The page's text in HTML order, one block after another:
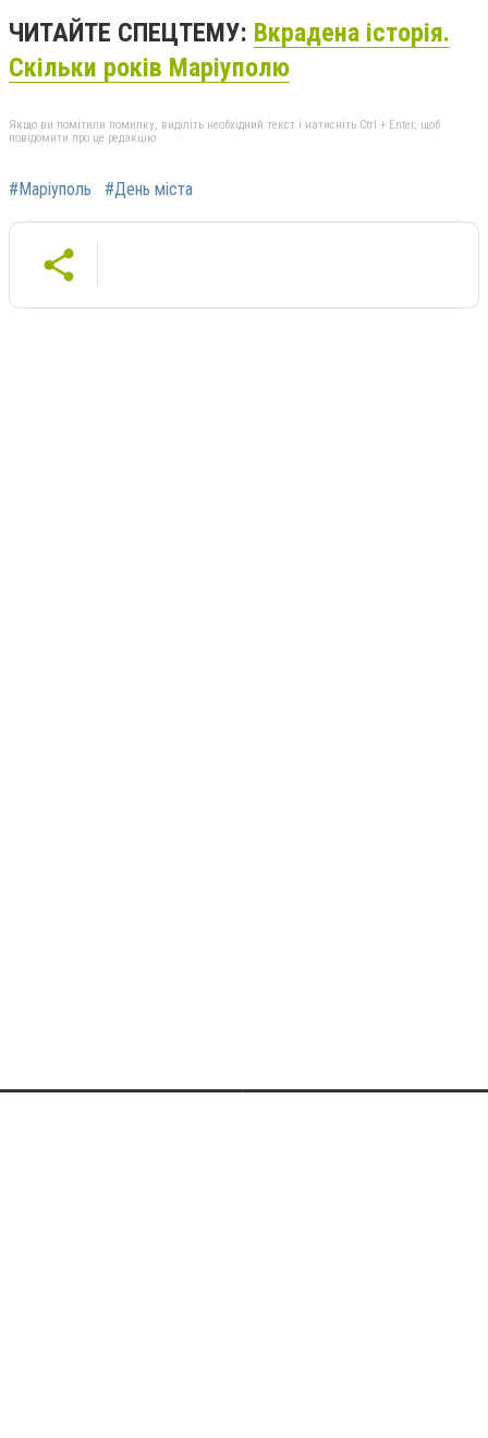
ЧИТАЙТЕ СПЕЦТЕМУ: Вкрадена історія.
Скільки років Маріуполю
Якщо ви помітили помилку, виділіть необхідний текст і натисніть Ctrl + Enter, щоб
повідомити про це редакцію
#Маріуполь #День міста